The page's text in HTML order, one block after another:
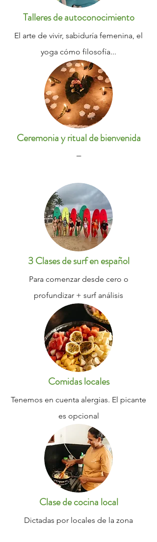
Talleres de autoconocimiento
El arte de vivir, sabiduría femenina, el
yoga cómo filosofía...
Ceremonia y ritual de bienvenida
---
3 Clases de surf en español
Para comenzar desde cero o
profundizar + surf análisis
Comidas locales
Tenemos en cuenta alergias. El picante
es opcional
Clase de cocina local
Dictadas por locales de la zona